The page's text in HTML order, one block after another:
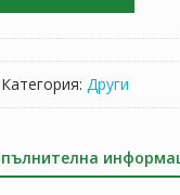
Категория: Други